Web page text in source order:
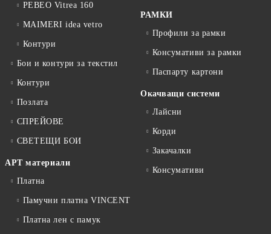
PEBEO Vitrea 160
MAIMERI idea vetro
Контури
Бои и контури за текстил
Контури
Позлата
СПРЕЙОВЕ
СВЕТЕЩИ БОИ
АРТ материали
Платна
Памучни платна VINCENT
Платна лен с памук
РАМКИ
Профили за рамки
Консумативи за рамки
Паспарту картони
Окачващи системи
Лайсни
Корди
Закачалки
Консумативи